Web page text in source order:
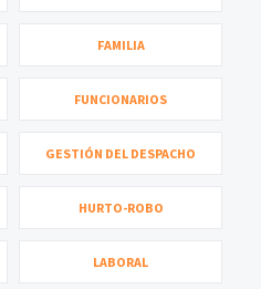
FAMILIA
FUNCIONARIOS
GESTIÓN DEL DESPACHO
HURTO-ROBO
LABORAL